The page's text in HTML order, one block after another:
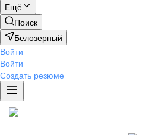
Ещё
Поиск
Белозерный
Войти
Войти
Создать резюме